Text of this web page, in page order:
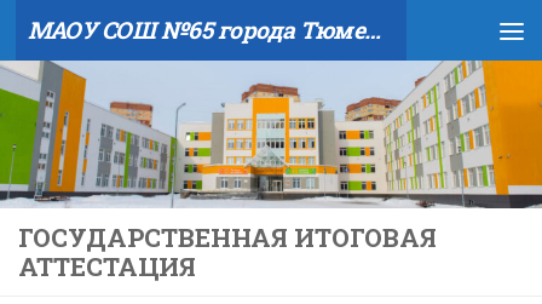
Skip to content МАОУ СОШ №65 города Тюмени
ГОСУДАРСТВЕННАЯ ИТОГОВАЯ
АТТЕСТАЦИЯ